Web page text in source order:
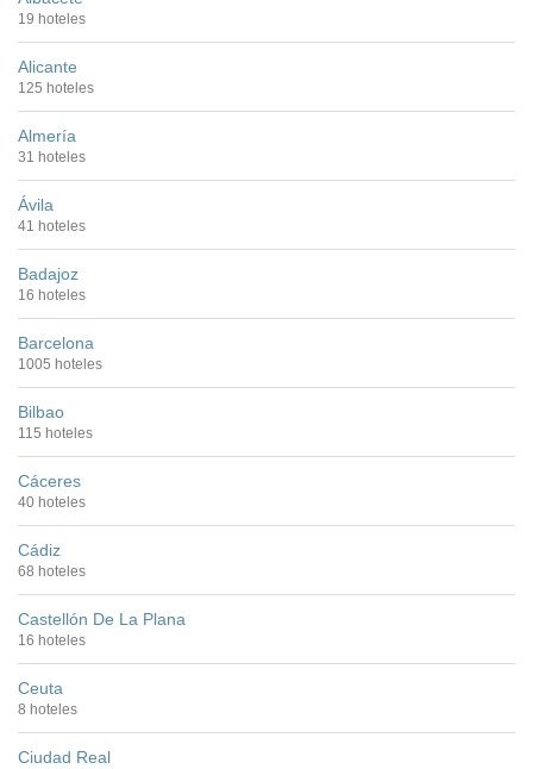
19 hoteles
Alicante
125 hoteles
Almería
31 hoteles
Ávila
41 hoteles
Badajoz
16 hoteles
Barcelona
1005 hoteles
Bilbao
115 hoteles
Cáceres
40 hoteles
Cádiz
68 hoteles
Castellón De La Plana
16 hoteles
Ceuta
8 hoteles
Ciudad Real